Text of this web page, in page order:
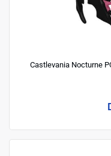
Castlevania Nocturne